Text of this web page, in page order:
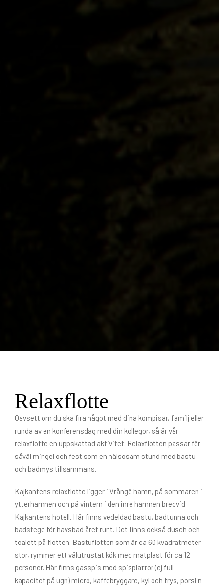
Relaxflotte
Oavsett om du ska fira något med dina kompisar, familj eller
runda av en konferensdag med din kollegor, så är vår
relaxflotte en uppskattad aktivitet. Relaxflotten passar för
såväl mingel och fest som en hälsosam stund med bastu
och badmys tillsammans.
Kajkantens relaxflotte ligger i Vrångö hamn, på sommaren i
ytterhamnen och på vintern i den inre hamnen bredvid
Kajkantens hotell. Här finns vedeldad bastu, badtunna och
badstege för havsbad året runt. Det finns också dusch och
toalett på flotten. Bastuflotten som är ca 60 kvadratmeter
stor, rymmer ett välutrustat kök med matplast för ca 12
personer. Här finns gasspis med spisplattor (ej full
kapacitet på ugn) micro, kaffebryggare, kyl och frys, porslin